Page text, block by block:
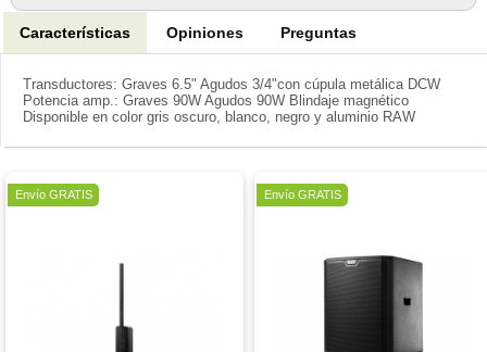
Características Opiniones Preguntas
Transductores: Graves 6.5" Agudos 3/4"con cúpula metálica DCW
Potencia amp.: Graves 90W Agudos 90W Blindaje magnético
Disponible en color gris oscuro, blanco, negro y aluminio RAW
Oferta
Envío GRATIS Oferta
Envío GRATIS